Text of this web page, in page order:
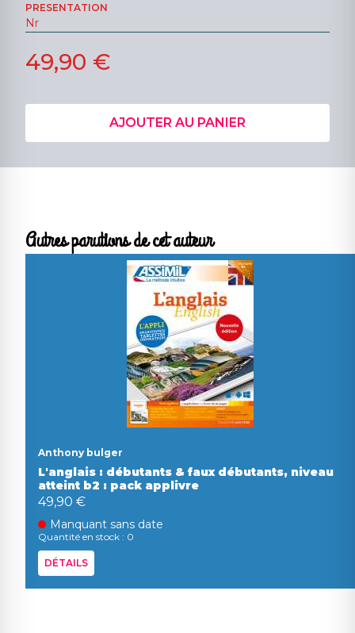
PRESENTATION
Nr
49,90 €
AJOUTER AU PANIER
Autres parutions de cet auteur
Anthony bulger
L'anglais : débutants & faux débutants, niveau
atteint b2 : pack applivre
49,90 €
Manquant sans date
Quantité en stock : 0
DÉTAILS